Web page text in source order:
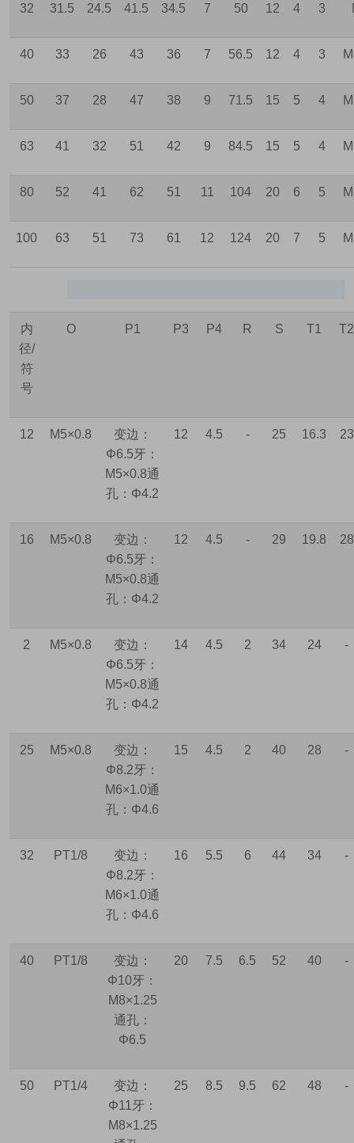
32 31.5 24.5 41.5 34.5 7 50 12 4 3
40 33 26 43 36 7 56.5 12 4 3
50 37 28 47 38 9 71.5 15 5 4
63 41 32 51 42 9 84.5 15 5 4
80 52 41 62 51 11 104 20 6 5
100 63 51 73 61 12 124 20 7 5
内
径/
符
号
O P1 P3 P4 R S T1 T2
12 M5×0.8
变边：
Φ6.5牙：
M5×0.8通
孔： Φ4.2
12 4.5 - 25 16.3 23
16 M5×0.8
变边：
Φ6.5牙：
M5×0.8通
孔： Φ4.2
12 4.5 - 29 19.8 28
2 M5×0.8
变边：
Φ6.5牙：
M5×0.8通
孔： Φ4.2
14 4.5 2 34 24 -
25 M5×0.8
变边：
Φ8.2牙：
M6×1.0通
孔： Φ4.6
15 4.5 2 40 28 -
32 PT1/8
变边：
Φ8.2牙：
M6×1.0通
孔： Φ4.6
16 5.5 6 44 34 -
40 PT1/8
变边：
Φ10牙：
M8×1.25
通孔：
Φ6.5
20 7.5 6.5 52 40 -
50 PT1/4
变边：
Φ11 牙：
M8×1.25
25 8.5 9.5 62 48 -